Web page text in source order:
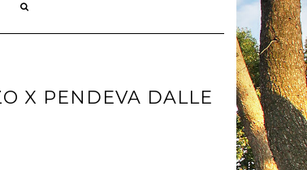
X PENDEVA DALLE